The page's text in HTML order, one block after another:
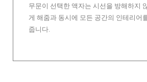
무문이 선택한 액자는 시선을 방해하지
게 해줌과 동시에 모든 공간의 인테리어
줍니다.